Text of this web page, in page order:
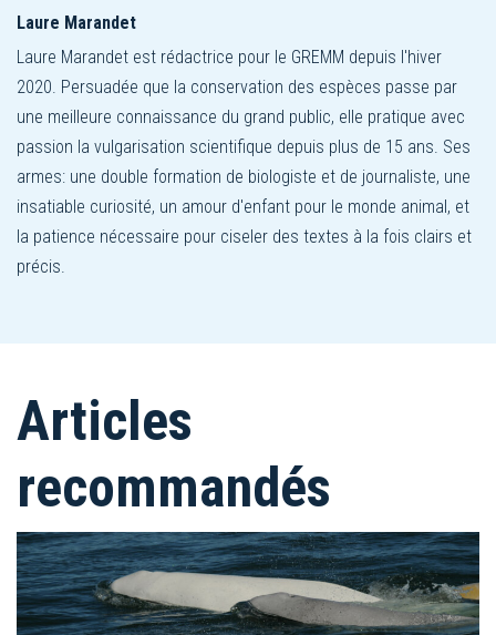
Laure Marandet
Laure Marandet est rédactrice pour le GREMM depuis l'hiver
2020. Persuadée que la conservation des espèces passe par
une meilleure connaissance du grand public, elle pratique avec
passion la vulgarisation scientifique depuis plus de 15 ans. Ses
armes: une double formation de biologiste et de journaliste, une
insatiable curiosité, un amour d'enfant pour le monde animal, et
la patience nécessaire pour ciseler des textes à la fois clairs et
précis.
Articles
recommandés